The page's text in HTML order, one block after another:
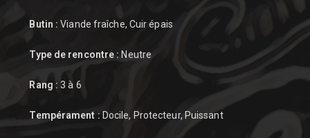
Butin : Viande fraîche, Cuir épais
Type de rencontre : Neutre
Rang : 3 à 6
Tempérament : Docile, Protecteur, Puissant